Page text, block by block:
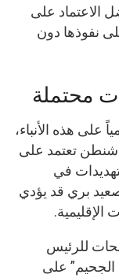
الاعتماد على
نفوذها دون
محتملة
على هذه الأنباء،
تعتمد على
في
بري قد يؤدي
الإقليمية.
للرئيس
الجحيم” على